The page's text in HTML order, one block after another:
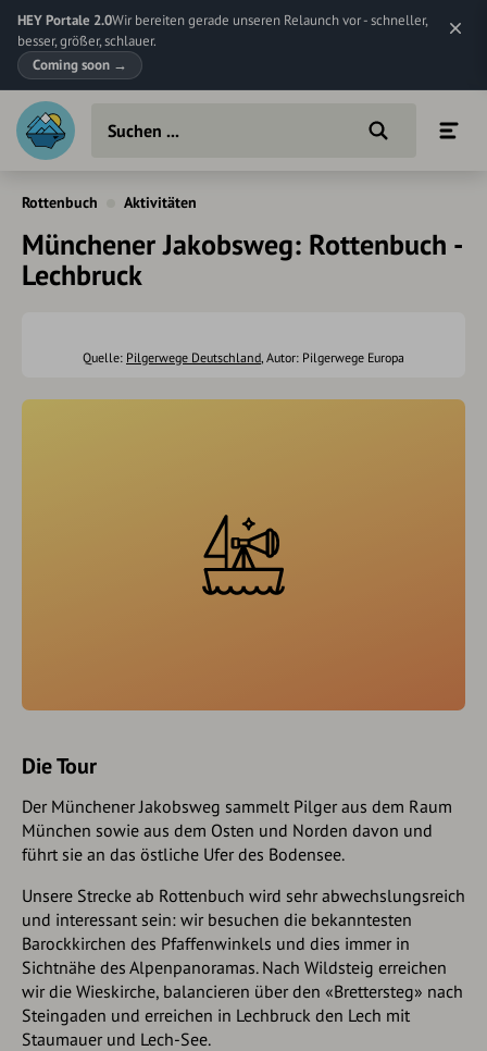
HEY Portale 2.0Wir bereiten gerade unseren Relaunch vor - schneller,
besser, größer, schlauer.
Coming soon →
Rottenbuch Aktivitäten
Münchener Jakobsweg: Rottenbuch -
Lechbruck
Quelle: Pilgerwege Deutschland, Autor: Pilgerwege Europa
Die Tour
Der Münchener Jakobsweg sammelt Pilger aus dem Raum
München sowie aus dem Osten und Norden davon und
führt sie an das östliche Ufer des Bodensee.
Unsere Strecke ab Rottenbuch wird sehr abwechslungsreich
und interessant sein: wir besuchen die bekanntesten
Barockkirchen des Pfaffenwinkels und dies immer in
Sichtnähe des Alpenpanoramas. Nach Wildsteig erreichen
wir die Wieskirche, balancieren über den «Brettersteg» nach
Steingaden und erreichen in Lechbruck den Lech mit
Staumauer und Lech-See.